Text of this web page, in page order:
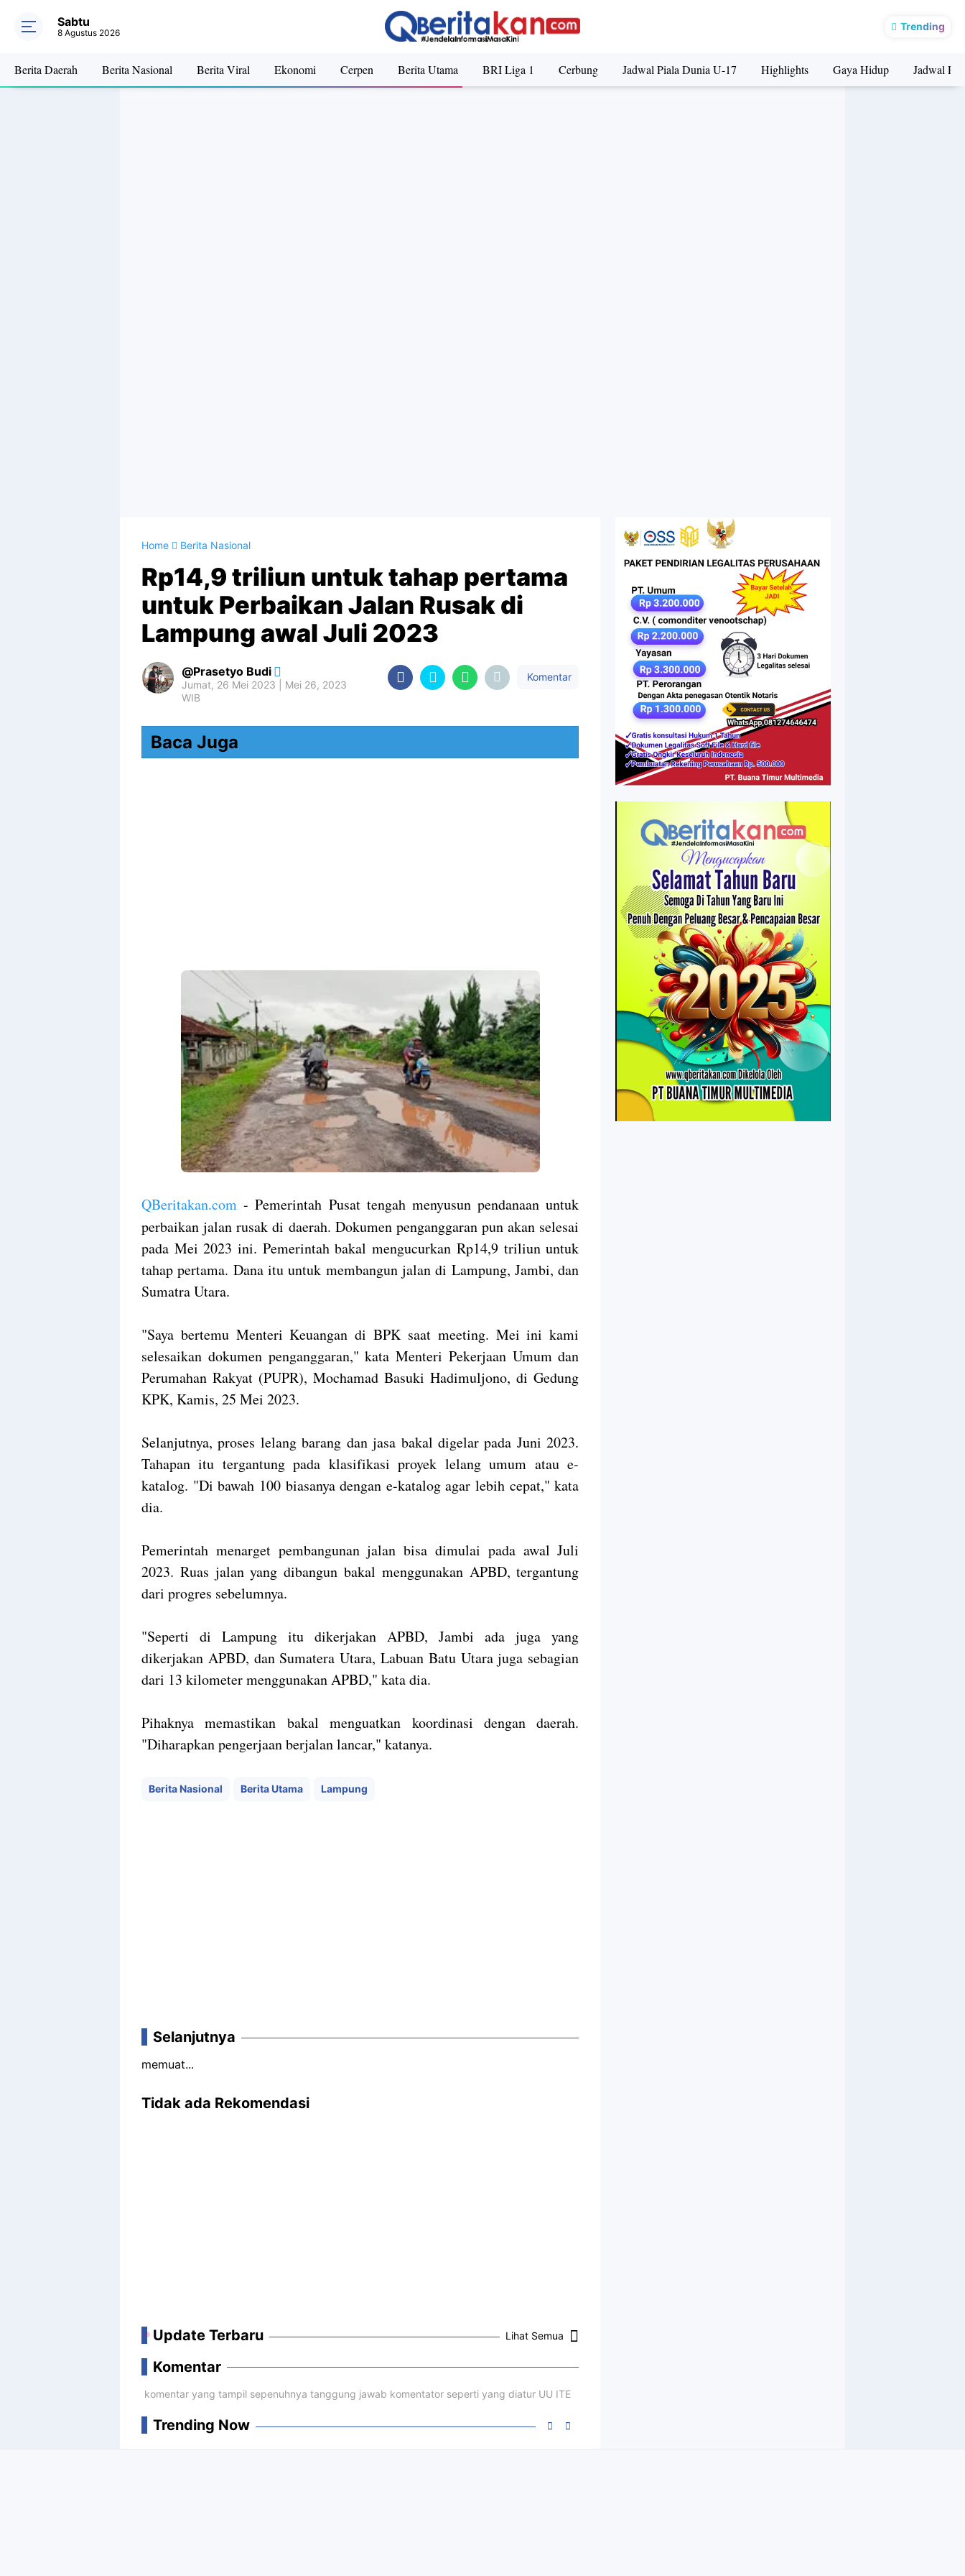
Trending
Sabtu
8 Agustus 2026
Berita Daerah Berita Nasional Berita Viral Ekonomi Cerpen Berita Utama BRI Liga 1 Cerbung Jadwal Piala Dunia U-17 Highlights Gaya Hidup Jadwal
Home Berita Nasional
Rp14,9 triliun untuk tahap pertama
untuk Perbaikan Jalan Rusak di
Lampung awal Juli 2023
Prasetyo Budi
Jumat, 26 Mei 2023 | Mei 26, 2023
WIB
Komentar
Baca Juga
QBeritakan.com - Pemerintah Pusat tengah menyusun pendanaan untuk
perbaikan jalan rusak di daerah. Dokumen penganggaran pun akan selesai
pada Mei 2023 ini. Pemerintah bakal mengucurkan Rp14,9 triliun untuk
tahap pertama. Dana itu untuk membangun jalan di Lampung, Jambi, dan
Sumatra Utara.
"Saya bertemu Menteri Keuangan di BPK saat meeting. Mei ini kami
selesaikan dokumen penganggaran," kata Menteri Pekerjaan Umum dan
Perumahan Rakyat (PUPR), Mochamad Basuki Hadimuljono, di Gedung
KPK, Kamis, 25 Mei 2023.
Selanjutnya, proses lelang barang dan jasa bakal digelar pada Juni 2023.
Tahapan itu tergantung pada klasifikasi proyek lelang umum atau e-
katalog. "Di bawah 100 biasanya dengan e-katalog agar lebih cepat," kata
dia.
Pemerintah menarget pembangunan jalan bisa dimulai pada awal Juli
2023. Ruas jalan yang dibangun bakal menggunakan APBD, tergantung
dari progres sebelumnya.
"Seperti di Lampung itu dikerjakan APBD, Jambi ada juga yang
dikerjakan APBD, dan Sumatera Utara, Labuan Batu Utara juga sebagian
dari 13 kilometer menggunakan APBD," kata dia.
Pihaknya memastikan bakal menguatkan koordinasi dengan daerah.
"Diharapkan pengerjaan berjalan lancar," katanya.
Berita Nasional Berita Utama Lampung
Selanjutnya
memuat...
Tidak ada Rekomendasi
Update Terbaru Lihat Semua
Komentar
komentar yang tampil sepenuhnya tanggung jawab komentator seperti yang diatur UU ITE
Trending Now